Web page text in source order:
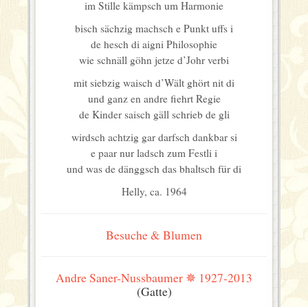
im Stille kämpsch um Harmonie
bisch sächzig machsch e Punkt uffs i
de hesch di aigni Philosophie
wie schnäll göhn jetze d’Johr verbi
mit siebzig waisch d’Wält ghört nit di
und ganz en andre fiehrt Regie
de Kinder saisch gäll schrieb de gli
wirdsch achtzig gar darfsch dankbar si
e paar nur ladsch zum Festli i
und was de dänggsch das bhaltsch für di
Helly, ca. 1964
Besuche & Blumen
Andre Saner-Nussbaumer ✵ 1927-2013
(Gatte)